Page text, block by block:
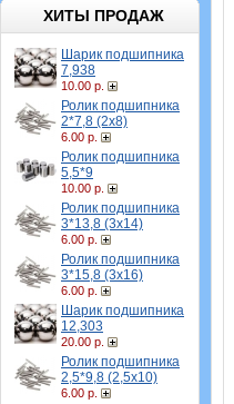
ХИТЫ ПРОДАЖ
Шарик подшипника
7,938
10.00 р.
Ролик подшипника
2*7,8 (2х8)
6.00 р.
Ролик подшипника
5,5*9
10.00 р.
Ролик подшипника
3*13,8 (3х14)
6.00 р.
Ролик подшипника
3*15,8 (3х16)
6.00 р.
Шарик подшипника
12,303
20.00 р.
Ролик подшипника
2,5*9,8 (2,5х10)
6.00 р.